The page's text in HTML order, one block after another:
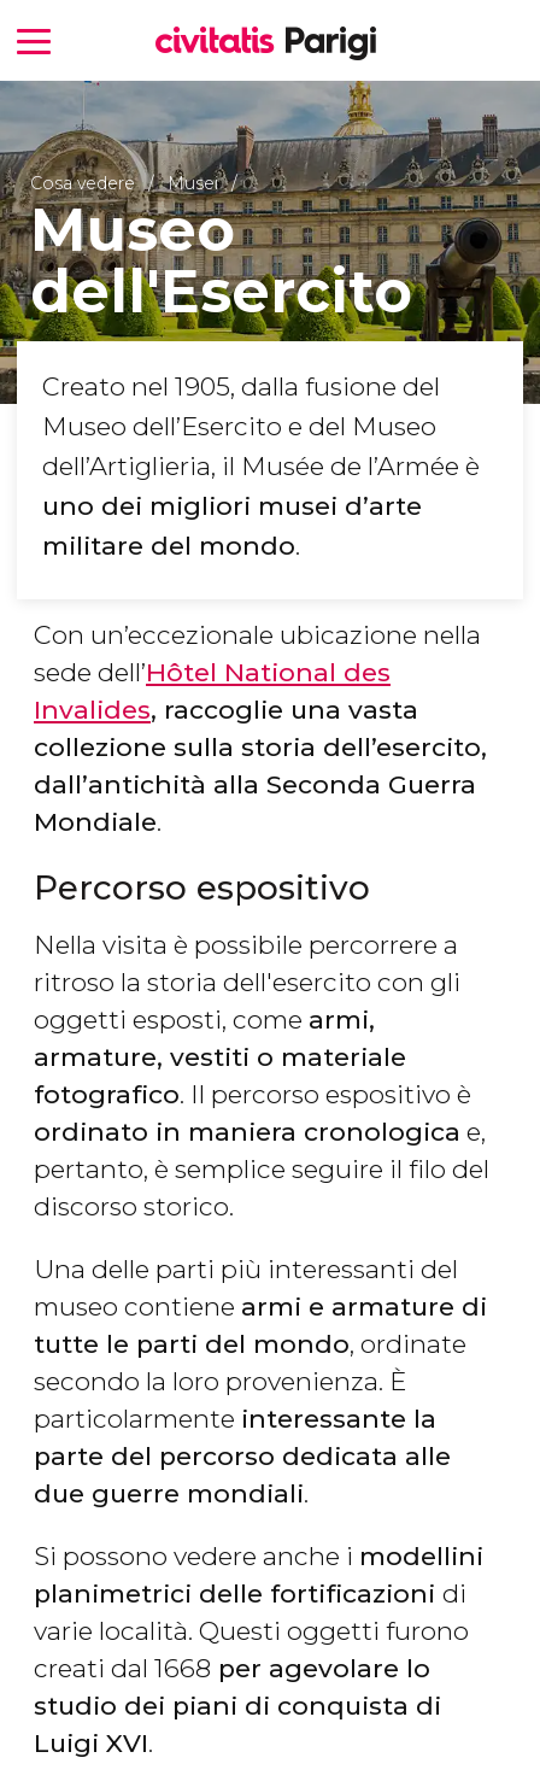
Cosa vedere Musei
Museo
dell'Esercito
Creato nel 1905, dalla fusione del
Museo dell’Esercito e del Museo
dell’Artiglieria, il Musée de l’Armée è
uno dei migliori musei d’arte
militare del mondo.
Con un’eccezionale ubicazione nella
sede dell’Hôtel National des
Invalides, raccoglie una vasta
collezione sulla storia dell’esercito,
dall’antichità alla Seconda Guerra
Mondiale.
Percorso espositivo
Nella visita è possibile percorrere a
ritroso la storia dell'esercito con gli
oggetti esposti, come armi,
armature, vestiti o materiale
fotografico. Il percorso espositivo è
ordinato in maniera cronologica e,
pertanto, è semplice seguire il filo del
discorso storico.
Una delle parti più interessanti del
museo contiene armi e armature di
tutte le parti del mondo, ordinate
secondo la loro provenienza. È
particolarmente interessante la
parte del percorso dedicata alle
due guerre mondiali.
Si possono vedere anche i modellini
planimetrici delle fortificazioni di
varie località. Questi oggetti furono
creati dal 1668 per agevolare lo
studio dei piani di conquista di
Luigi XVI.